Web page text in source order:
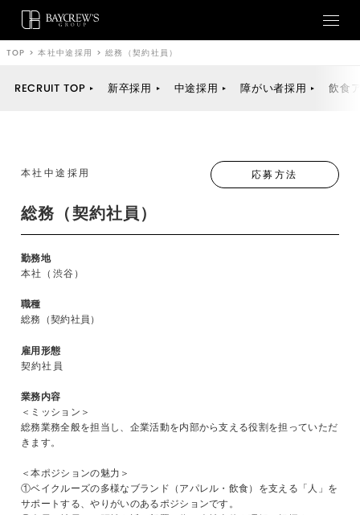
TOP >本社中途採用 >総務（契約社員）
RECRUIT TOP 新卒採用 中途採用 障がい者採用 飲食
本社中途採用
総務（契約社員）
応募方法
勤務地
本社（渋谷）
職種
総務（契約社員）
雇用形態
契約社員
業務内容
＜ミッション＞
総務業務全般を担当し、企業活動を内部から支える役割を担っていただ
きます。
＜本ポジションの魅力＞
①ベイクルーズの多様なブランド（アパレル・飲食）を支える「人」を
サポートする、やりがいのあるポジションです。